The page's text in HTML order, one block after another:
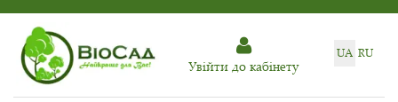
UA RU
Увiйти до кабiнету